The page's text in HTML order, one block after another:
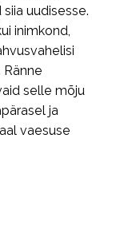
uudisesse.
inimkond,
Ränne
selle mõju
ja
vaesuse